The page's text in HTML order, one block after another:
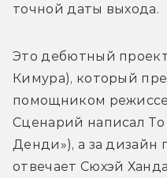
точной даты выхода.
Это дебютный
Кимура), который
помощником
Сценарий написал
Денди»), а за
отвечает Сюхэй